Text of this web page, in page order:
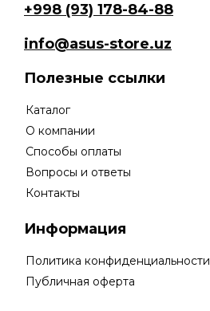
+998 (93) 178-84-88
info@asus-store.uz
Полезные ссылки
Каталог
О компании
Способы оплаты
Вопросы и ответы
Контакты
Информация
Политика конфиденциальности
Публичная оферта